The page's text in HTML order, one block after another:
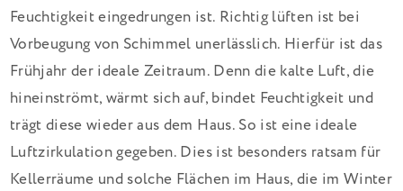
Feuchtigkeit eingedrungen ist. Richtig lüften ist bei
Vorbeugung von Schimmel unerlässlich. Hierfür ist das
Frühjahr der ideale Zeitraum. Denn die kalte Luft, die
hineinströmt, wärmt sich auf, bindet Feuchtigkeit und
trägt diese wieder aus dem Haus. So ist eine ideale
Luftzirkulation gegeben. Dies ist besonders ratsam für
Kellerräume und solche Flächen im Haus, die im Winter